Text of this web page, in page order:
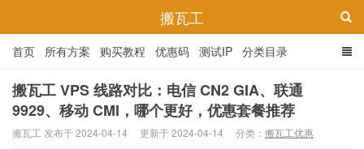
搬瓦工
首页 所有方案 购买教程 优惠码 测试IP 分类目录
搬瓦工 VPS 线路对比：电信 CN2 GIA、联通
9929、移动 CMI，哪个更好，优惠套餐推荐
搬瓦工 发布于 2024-04-14 更新于 2024-04-14 分类： 搬瓦工优惠